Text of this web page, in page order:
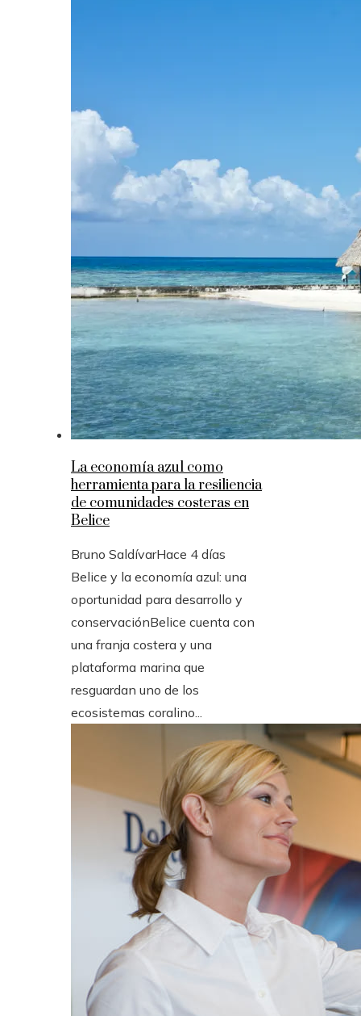
La economía azul como
herramienta para la resiliencia
de comunidades costeras en
Belice
Bruno SaldívarHace 4 días
Belice y la economía azul: una
oportunidad para desarrollo y
conservaciónBelice cuenta con
una franja costera y una
plataforma marina que
resguardan uno de los
ecosistemas coralino...